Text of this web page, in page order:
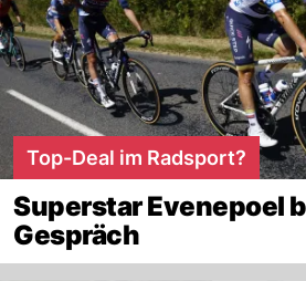
Top-Deal im Radsport?
Superstar Evenepoel
Gespräch